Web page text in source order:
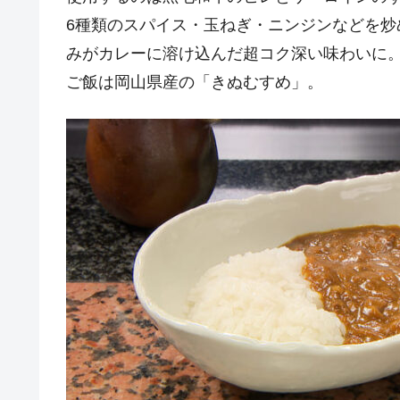
6種類のスパイス・玉ねぎ・ニンジンなどを
みがカレーに溶け込んだ超コク深い味わいに
ご飯は岡山県産の「きぬむすめ」。